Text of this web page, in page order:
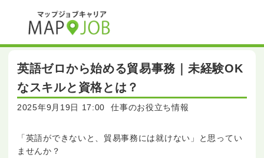
英語ゼロから始める貿易事務｜未経験OK
なスキルと資格とは？
2025年9月19日 17:00 仕事のお役立ち情報
「英語ができないと、貿易事務には就けない」と思ってい
ませんか？